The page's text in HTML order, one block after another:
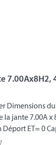
7.00Ax8H2,
Dimensions
la jante 7.00A x
ET= 0